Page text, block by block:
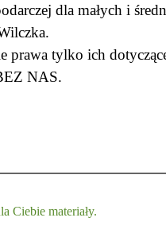
dla małych i
prawa tylko ich
NAS.
Ciebie materiały.